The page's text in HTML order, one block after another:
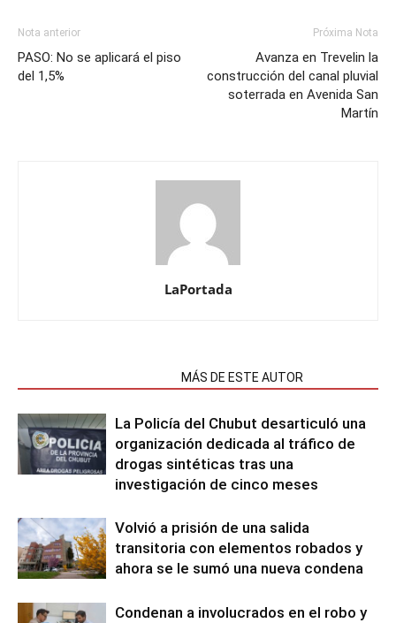
Nota anterior
PASO: No se aplicará el piso
del 1,5%
Próxima Nota
Avanza en Trevelin la
construcción del canal pluvial
soterrada en Avenida San
Martín
LaPortada
MÁS DE ESTE AUTOR
La Policía del Chubut desarticuló una
organización dedicada al tráfico de
drogas sintéticas tras una
investigación de cinco meses
Volvió a prisión de una salida
transitoria con elementos robados y
ahora se le sumó una nueva condena
Condenan a involucrados en el robo y